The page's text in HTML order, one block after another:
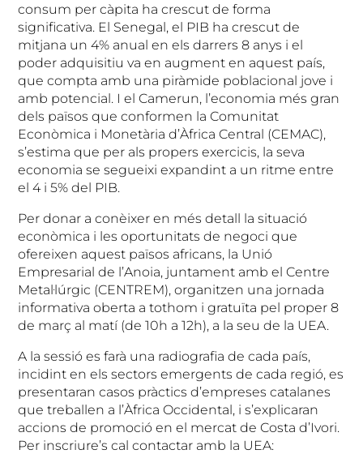
consum per càpita ha crescut de forma
significativa. El Senegal, el PIB ha crescut de
mitjana un 4% anual en els darrers 8 anys i el
poder adquisitiu va en augment en aquest país,
que compta amb una piràmide poblacional jove i
amb potencial. I el Camerun, l’economia més gran
dels països que conformen la Comunitat
Econòmica i Monetària d’Àfrica Central (CEMAC),
s’estima que per als propers exercicis, la seva
economia se segueixi expandint a un ritme entre
el 4 i 5% del PIB.
Per donar a conèixer en més detall la situació
econòmica i les oportunitats de negoci que
ofereixen aquest països africans, la Unió
Empresarial de l’Anoia, juntament amb el Centre
Metal·lúrgic (CENTREM), organitzen una jornada
informativa oberta a tothom i gratuïta pel proper 8
de març al matí (de 10h a 12h), a la seu de la UEA.
A la sessió es farà una radiografia de cada país,
incidint en els sectors emergents de cada regió, es
presentaran casos pràctics d’empreses catalanes
que treballen a l’Àfrica Occidental, i s’explicaran
accions de promoció en el mercat de Costa d’Ivori.
Per inscriure’s cal contactar amb la UEA: